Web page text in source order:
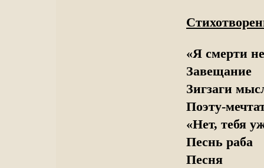
«Я смерти
Завещание
Зигзаги
Поэту-
«Нет, тебя
Песнь раба
Песня